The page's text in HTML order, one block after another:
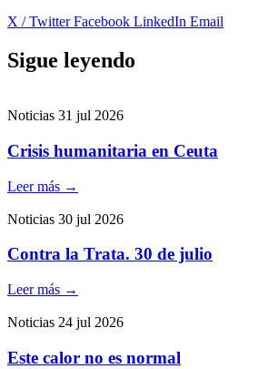
X / TwitterFacebook LinkedIn Email
Sigue leyendo
Noticias 31 jul 2026
Crisis humanitaria en Ceuta
Leer más →
Noticias 30 jul 2026
Contra la Trata. 30 de julio
Leer más →
Noticias 24 jul 2026
Este calor no es normal